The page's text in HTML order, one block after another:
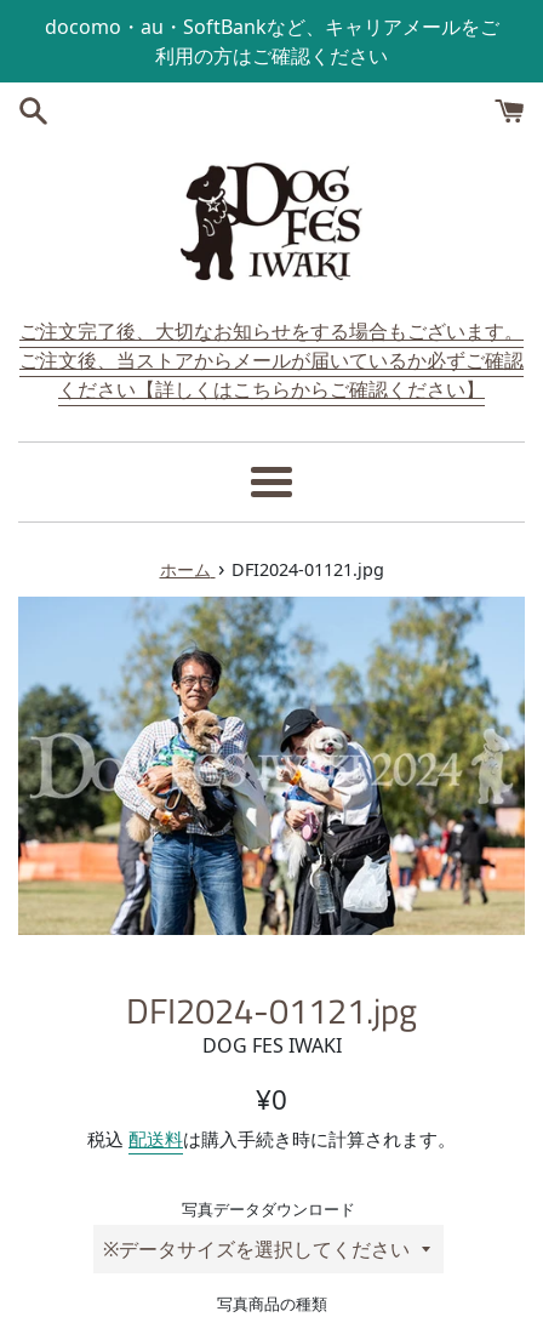
コンテンツにスキップする
docomo・au・SoftBankなど、キャリアメールをご
利用の方はご確認ください
ご注文完了後、大切なお知らせをする場合もございます。
ご注文後、当ストアからメールが届いているか必ずご確認
ください【詳しくはこちらからご確認ください】
メ
ニ
ー
ホーム › DFI2024-01121.jpg
DFI2024-01121.jpg
DOG FES IWAKI
通常価格
¥0
税込 配送料は購入手続き時に計算されます。
写真データダウンロード
写真商品の種類